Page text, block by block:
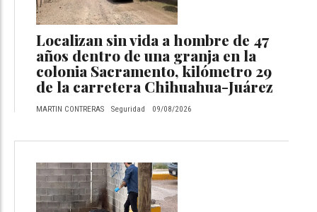
Localizan sin vida a hombre de 47
años dentro de una granja en la
colonia Sacramento, kilómetro 29
de la carretera Chihuahua-Juárez
MARTIN CONTRERAS Seguridad 09/08/2026